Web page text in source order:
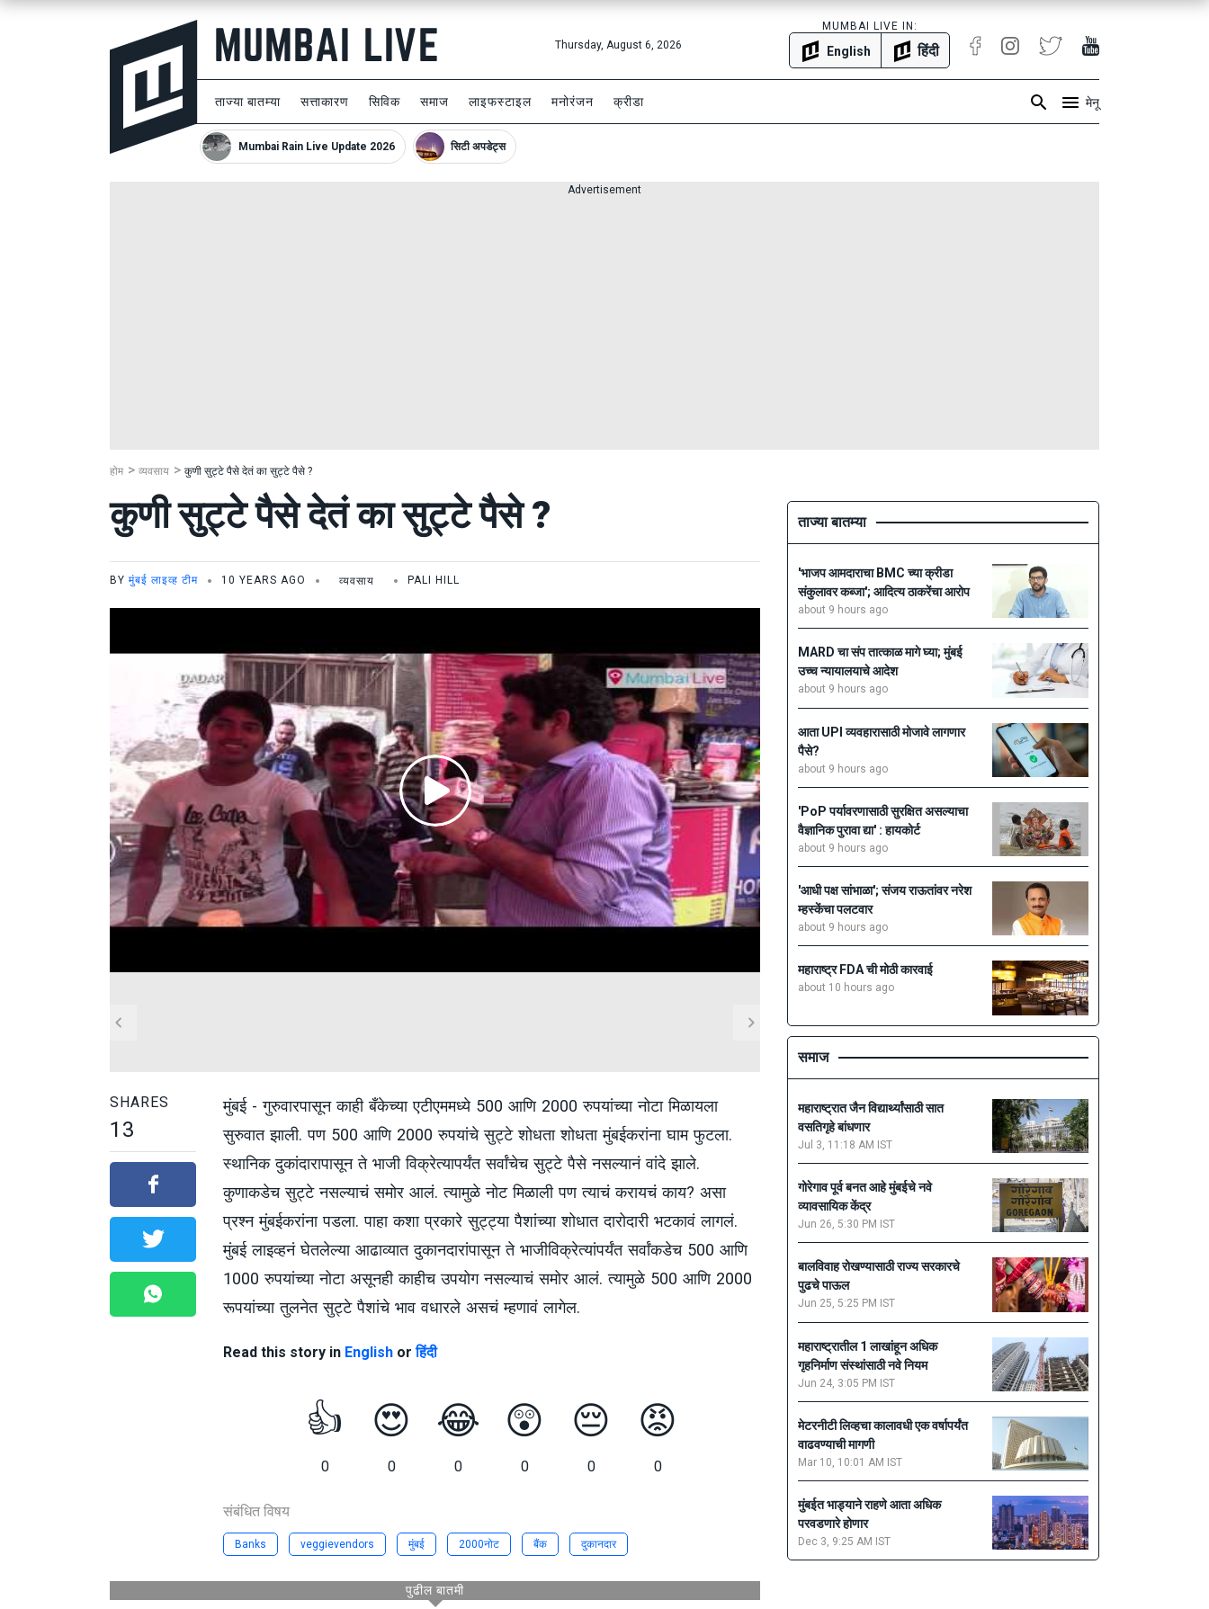
Thursday, August 6, 2026
MUMBAI LIVE IN:
English हिंदी
ताज्या बातम्या सत्ताकारण सिविक समाज लाइफस्टाइल मनोरंजन क्रीडा मेनू
Mumbai Rain Live Update 2026 सिटी अपडेट्स
Advertisement
होम व्यवसाय कुणी सुट्टे पैसे देतं का सुट्टे पैसे ?
कुणी सुट्टे पैसे देतं का सुट्टे पैसे ?
BY मुंबई लाइव्ह टीम 10 YEARS AGO व्यवसाय PALI HILL
SHARES
13
मुंबई - गुरुवारपासून काही बँकेच्या एटीएममध्ये 500 आणि 2000 रुपयांच्या नोटा मिळायला
सुरुवात झाली. पण 500 आणि 2000 रुपयांचे सुट्टे शोधता शोधता मुंबईकरांना घाम फुटला.
स्थानिक दुकांदारापासून ते भाजी विक्रेत्यापर्यंत सर्वांचेच सुट्टे पैसे नसल्यानं वांदे झाले.
कुणाकडेच सुट्टे नसल्याचं समोर आलं. त्यामुळे नोट मिळाली पण त्याचं करायचं काय? असा
प्रश्न मुंबईकरांना पडला. पाहा कशा प्रकारे सुट्ट्या पैशांच्या शोधात दारोदारी भटकावं लागलं.
मुंबई लाइव्हनं घेतलेल्या आढाव्यात दुकानदारांपासून ते भाजीविक्रेत्यांपर्यंत सर्वांकडेच 500 आणि
1000 रुपयांच्या नोटा असूनही काहीच उपयोग नसल्याचं समोर आलं. त्यामुळे 500 आणि 2000
रूपयांच्या तुलनेत सुट्टे पैशांचे भाव वधारले असचं म्हणावं लागेल.
Read this story in Englishorहिंदी
👍
0
😍
0
😂
0
😲
0
😔
0
😡
0
संबंधित विषय
Banks veggievendors मुंबई 2000नोट बैंक दुकानदार
पुढील बातमी
ताज्या बातम्या
'भाजप आमदाराचा BMC च्या क्रीडा
संकुलावर कब्जा'; आदित्य ठाकरेंचा आरोप
about 9 hours ago
MARD चा संप तात्काळ मागे घ्या; मुंबई
उच्च न्यायालयाचे आदेश
about 9 hours ago
आता UPI व्यवहारासाठी मोजावे लागणार
पैसे?
about 9 hours ago
'PoP पर्यावरणासाठी सुरक्षित असल्याचा
वैज्ञानिक पुरावा द्या' : हायकोर्ट
about 9 hours ago
'आधी पक्ष सांभाळा'; संजय राऊतांवर नरेश
म्हस्केंचा पलटवार
about 9 hours ago
महाराष्ट्र FDA ची मोठी कारवाई
about 10 hours ago
समाज
महाराष्ट्रात जैन विद्यार्थ्यांसाठी सात
वसतिगृहे बांधणार
Jul 3, 11:18 AM IST
गोरेगाव पूर्व बनत आहे मुंबईचे नवे
व्यावसायिक केंद्र
Jun 26, 5:30 PM IST
बालविवाह रोखण्यासाठी राज्य सरकारचे
पुढचे पाऊल
Jun 25, 5:25 PM IST
महाराष्ट्रातील 1 लाखांहून अधिक
गृहनिर्माण संस्थांसाठी नवे नियम
Jun 24, 3:05 PM IST
मेटरनीटी लिव्हचा कालावधी एक वर्षापर्यंत
वाढवण्याची मागणी
Mar 10, 10:01 AM IST
मुंबईत भाड्याने राहणे आता अधिक
परवडणारे होणार
Dec 3, 9:25 AM IST